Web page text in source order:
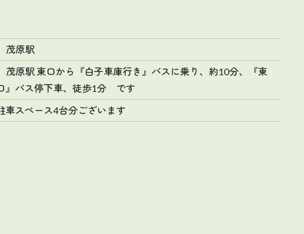
茂原駅
原駅 東口から『白子車庫行き』バスに乗り、約10分、『東
』バス停下車、徒歩1分 です
車スペース4台分ございます